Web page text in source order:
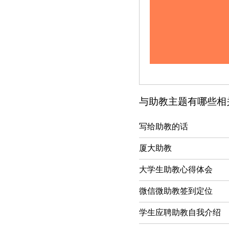
与助教主题有哪些
写给助教的话
厦大助教
大学生助教心得体会
微信微助教签到定位
学生应聘助教自我介绍